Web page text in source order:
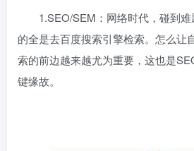
1.SEO/SEM：网络时代，碰到难
的全是去百度搜索引擎检索。怎么让
索的前边越来越尤为重要，这也是
键缘故。